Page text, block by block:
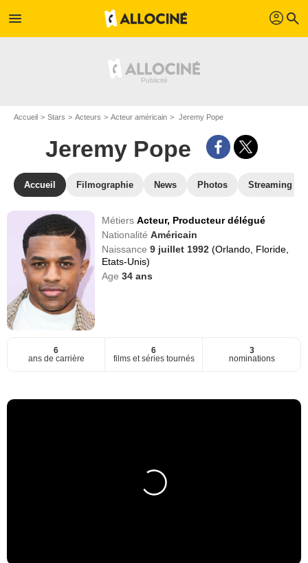
menu profil search
Accueil Stars Acteurs Acteur américain Jeremy Pope
Jeremy Pope
Accueil Filmographie News Photos Streaming
MétiersActeur, Producteur délégué
NationalitéAméricain
Naissance9 juillet 1992(Orlando, Floride,
Etats-Unis)
Age34 ans
6
ans de carrière
6
films et séries tournés
3
nominations